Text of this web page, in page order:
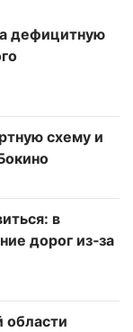
дефицитную
схему и
в
дорог из‑за
области